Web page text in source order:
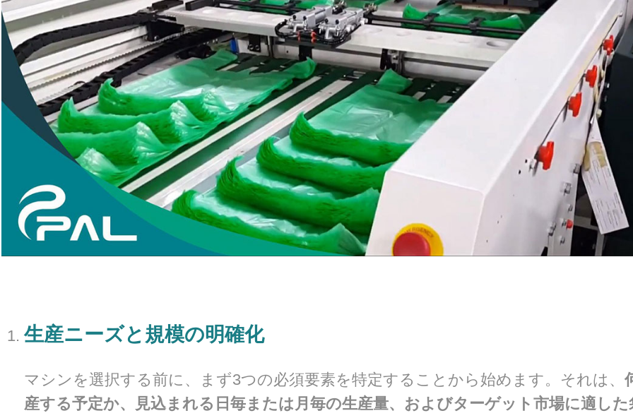
生産ニーズと規模の明確化
マシンを選択する前に、まず3つの必須要素を特定することから始めます。それは、
産する予定か、見込まれる日毎または月毎の生産量、およびターゲット市場に適した